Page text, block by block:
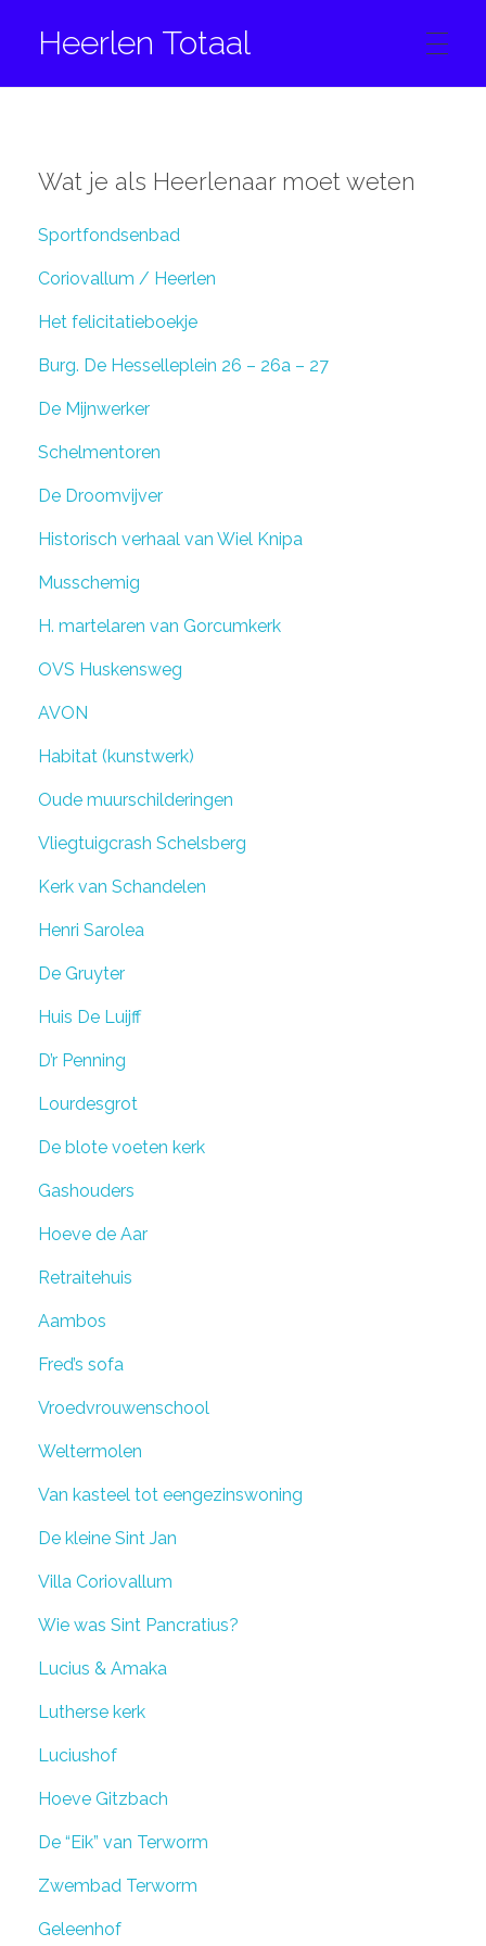
Heerlen Totaal
Wat je als Heerlenaar moet weten
Sportfondsenbad
Coriovallum / Heerlen
Het felicitatieboekje
Burg. De Hesselleplein 26 – 26a – 27
De Mijnwerker
Schelmentoren
De Droomvijver
Historisch verhaal van Wiel Knipa
Musschemig
H. martelaren van Gorcumkerk
OVS Huskensweg
AVON
Habitat (kunstwerk)
Oude muurschilderingen
Vliegtuigcrash Schelsberg
Kerk van Schandelen
Henri Sarolea
De Gruyter
Huis De Luijff
D’r Penning
Lourdesgrot
De blote voeten kerk
Gashouders
Hoeve de Aar
Retraitehuis
Aambos
Fred’s sofa
Vroedvrouwenschool
Weltermolen
Van kasteel tot eengezinswoning
De kleine Sint Jan
Villa Coriovallum
Wie was Sint Pancratius?
Lucius & Amaka
Lutherse kerk
Luciushof
Hoeve Gitzbach
De “Eik” van Terworm
Zwembad Terworm
Geleenhof